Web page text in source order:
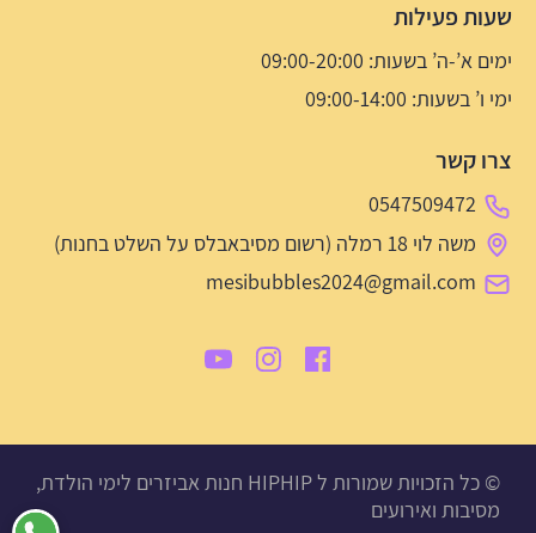
שעות פעילות
ימים א’-ה’ בשעות: 09:00-20:00
ימי ו’ בשעות: 09:00-14:00
צרו קשר
0547509472
משה לוי 18 רמלה (רשום מסיבאבלס על השלט בחנות)
mesibubbles2024@gmail.com
© כל הזכויות שמורות ל HIPHIP חנות אביזרים לימי הולדת,
מסיבות ואירועים